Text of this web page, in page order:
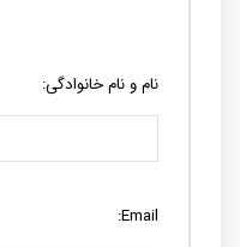
نام و نام خانوادگی:
Email: